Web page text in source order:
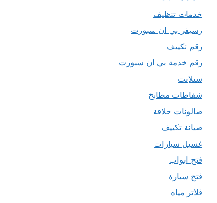
خدمات تنظيف
رسيفر بي ان سبورت
رقم تكييف
رقم خدمة بي ان سبورت
ستلايت
شفاطات مطابخ
صالونات حلاقة
صيانة تكييف
غسيل سيارات
فتح ابواب
فتح سيارة
فلاتر مياه